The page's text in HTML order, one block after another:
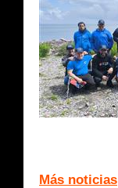
Más noticias